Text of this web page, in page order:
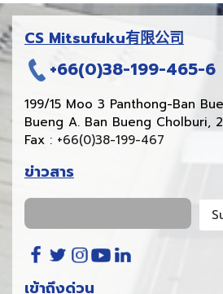
CS Mitsufuku有限公司
+66(0)38-199-465-6
199/15 Moo 3 Panthong-Ban
Bueng A. Ban Bueng Cholburi,
Fax : +66(0)38-199-467
ข่าวสาร
เข้าถึงด่วน